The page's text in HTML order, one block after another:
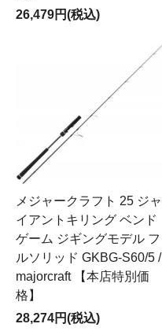
26,479円(税込)
メジャークラフト 25 ジャ
イアントキリング ベンド
ゲーム ジギングモデル フ
ルソリッド GKBG-S60/5 /
majorcraft 【本店特別価
格】
28,274円(税込)